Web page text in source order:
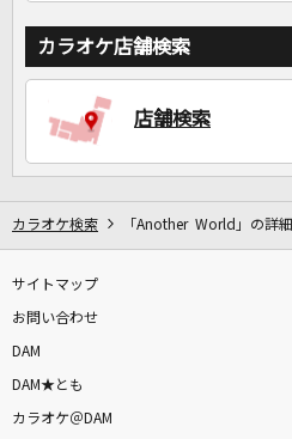
カラオケ店舗検索
店舗検索
カラオケ検索 「Another World」の詳細
サイトマップ
お問い合わせ
DAM
DAM★とも
カラオケ＠DAM